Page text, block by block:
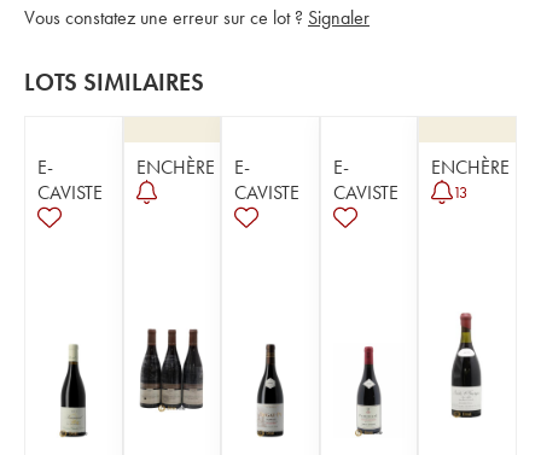
Vous constatez une erreur sur ce lot ? Signaler
LOTS SIMILAIRES
E-
CAVISTE
ENCHÈRE
E-
CAVISTE
E-
CAVISTE
ENCHÈRE
13